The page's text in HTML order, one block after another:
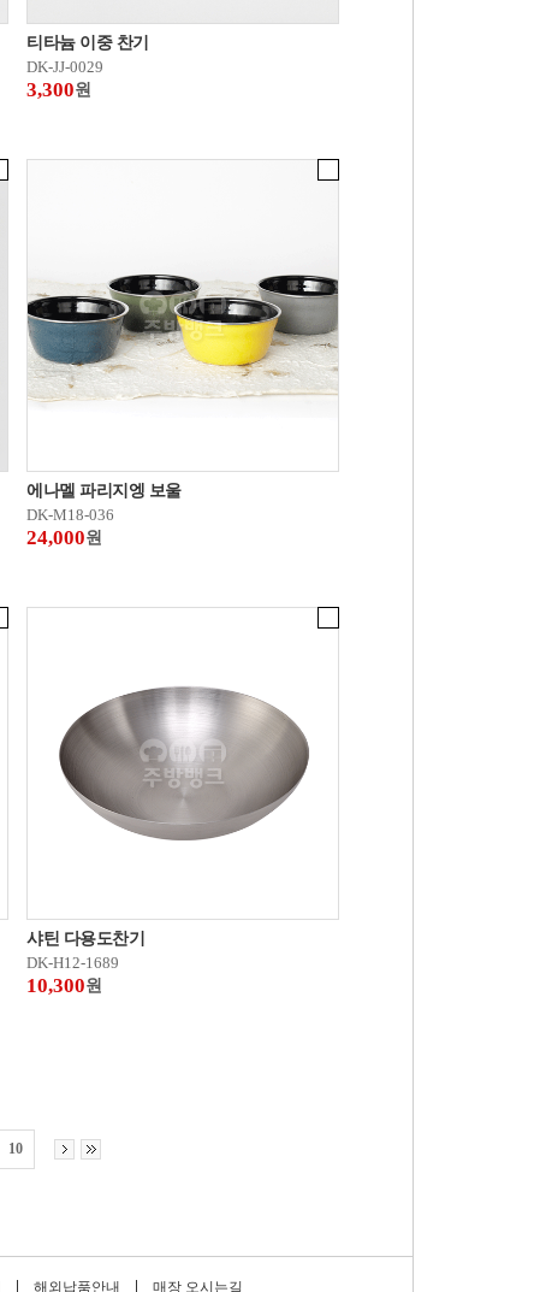
티타늄 이중 찬기
DK-JJ-0029
3,300원
에나멜 파리지엥 보울
DK-M18-036
24,000원
샤틴 다용도찬기
DK-H12-1689
10,300원
10
해외납품안내 매장 오시는길